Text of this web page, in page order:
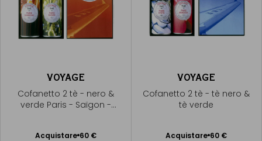
VOYAGE
Cofanetto 2 tè - nero &
verde Paris - Saïgon -
Acquistare 60 €
VOYAGE
Cofanetto 2 tè - tè nero &
tè verde
Acquistare 60 €